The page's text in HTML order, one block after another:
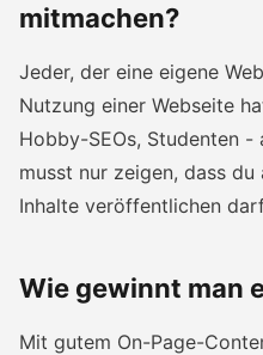
mitmachen?
Jeder, der eine eigene
Nutzung einer Webseite
Hobby-SEOs, Studenten
musst nur zeigen, dass
Inhalte veröffentlichen
Wie gewinnt man
Mit gutem On-Page-